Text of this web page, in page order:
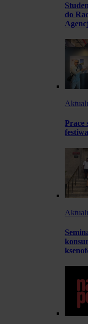
do
Prace